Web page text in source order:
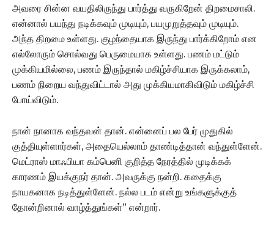
அவரை சின்ன வயதிலிருந்து பார்த்து வருகிறேன் திறமைசாலி.
என்னால் பயந்து நடிக்கவும் முடியும், பயமுறுத்தவும் முடியும்.
அந்த திறமை உள்ளது. குழந்தையாக இருந்து பார்க்கிறோம் என
எல்லோரும் சொல்வது பெருமையாக உள்ளது. பணம் மட்டும்
முக்கியமில்லை, பணம் இருந்தால் மகிழ்ச்சியாக இருக்கலாம்,
பணம் நிறைய வந்துவிட்டால் அது முக்கியமாகிவிடும் மகிழ்ச்சி
போய்விடும்.
நான் நானாக வந்தவன் தான். என்னைப் பல பேர் முதுகில்
குத்தியுள்ளார்கள், அதையெல்லாம் தாண்டித்தான் வந்துள்ளேன்.
மெட்ராஸ் மாஃபியா கம்பெனி குறித்த நேரத்தில் முடிக்கக்
காரணம் இயக்குநர் தான். அவருக்கு நன்றி. கதைக்கு
நாயகனாக நடித்துள்ளேன். நல்ல படம் என்று உங்களுக்குத்
தோன்றினால் வாழ்த்துங்கள்” என்றார்.